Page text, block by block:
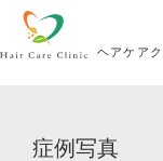
ヘアケア
症例写真